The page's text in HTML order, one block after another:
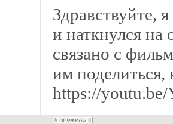
Здравствуйте,
и наткнулся на
связано с
им поделиться,
https://